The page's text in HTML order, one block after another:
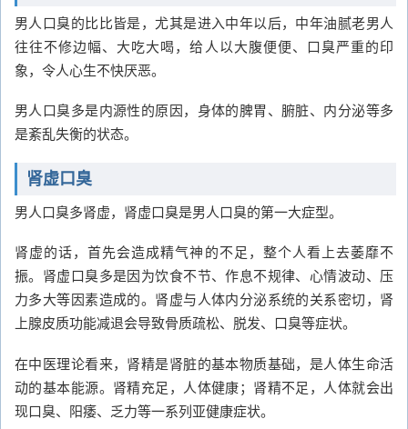
男人口臭的比比皆是，尤其是进入中年以后，中年油腻老男人
往往不修边幅、大吃大喝，给人以大腹便便、口臭严重的印
象，令人心生不快厌恶。
男人口臭多是内源性的原因，身体的脾胃、腑脏、内分泌等多
是紊乱失衡的状态。
肾虚口臭
男人口臭多肾虚，肾虚口臭是男人口臭的第一大症型。
肾虚的话，首先会造成精气神的不足，整个人看上去萎靡不
振。肾虚口臭多是因为饮食不节、作息不规律、心情波动、压
力多大等因素造成的。肾虚与人体内分泌系统的关系密切，肾
上腺皮质功能减退会导致骨质疏松、脱发、口臭等症状。
在中医理论看来，肾精是肾脏的基本物质基础，是人体生命活
动的基本能源。肾精充足，人体健康；肾精不足，人体就会出
现口臭、阳痿、乏力等一系列亚健康症状。